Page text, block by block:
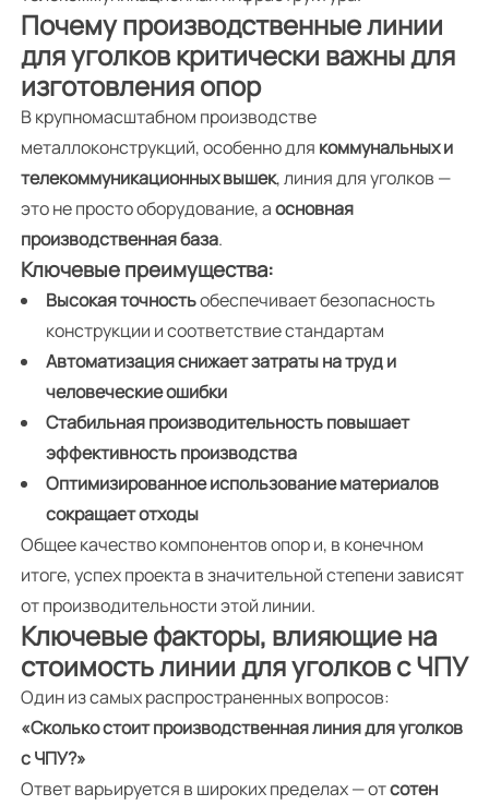
Почему производственные линии
для уголков критически важны для
изготовления опор
В крупномасштабном производстве
металлоконструкций, особенно для коммунальных и
телекоммуникационных вышек, линия для уголков —
это не просто оборудование, аосновная
производственная база.
Ключевые преимущества:
Высокая точностьобеспечивает безопасность
конструкции и соответствие стандартам
Автоматизация снижает затраты на труд и
человеческие ошибки
Стабильная производительность повышает
эффективность производства
Оптимизированное использование материалов
сокращает отходы
Общее качество компонентов опор и, в конечном
итоге, успех проекта в значительной степени зависят
от производительности этой линии.
Ключевые факторы, влияющие на
стоимость линии для уголков с ЧПУ
Один из самых распространенных вопросов:
«Сколько стоит производственная линия для уголков
с ЧПУ?»
Ответ варьируется в широких пределах — отсотен